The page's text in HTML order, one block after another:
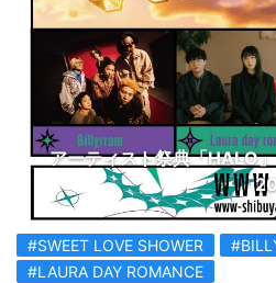
アーティスト祭典「HALO」
#SWEET LOVE SHOWER
#LAURA DAY ROMANCE